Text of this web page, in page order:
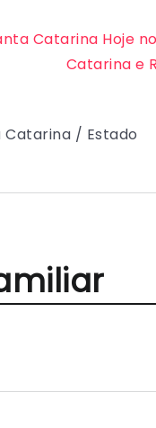
Catarina / Estado